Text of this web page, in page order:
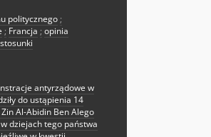
politycznego ;
; Francja ; opinia
antyrządowe w
do ustąpienia 14
Al-Abidin Ben Alego
dziejach tego państwa